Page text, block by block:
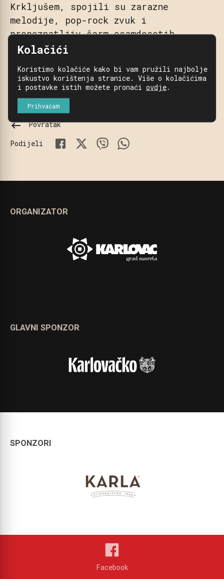
Krkljušem, spojili su zarazne
melodije, pop-rock zvuk i
prepoznatljiv šarm osamdesetih.
regije, podsjećajući publiku na
bezvremenske hitove koje svi znaju
napamet.
keyboard_backspace Povratak
Podijeli
ORGANIZATOR
GLAVNI SPONZOR
SPONZORI
Facebook
Kolačići
Koristimo kolačiće kako bi vam pružili najbolje
iskustvo korištenja stranice. Više o kolačićima
i postavke istih možete pronaći ovdje.
Prihvaćam